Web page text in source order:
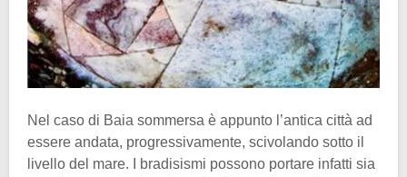
Nel caso di Baia sommersa è appunto l’antica città ad
essere andata, progressivamente, scivolando sotto il
livello del mare. I bradisismi possono portare infatti sia